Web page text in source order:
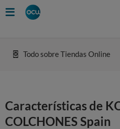
Todo sobre Tiendas Online
Características de
COLCHONES Spain